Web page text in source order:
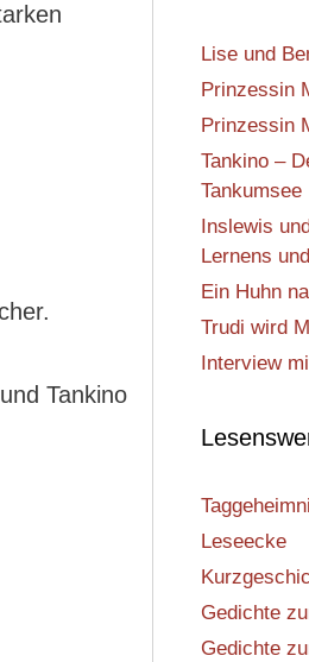
Tankino
Lise und
Prinzessin
Prinzessin
Tankino –
Tankumsee
Inslewis
Lernens
Ein Huhn
Trudi wird
Interview
Leseecke
Gedichte
Gedichte